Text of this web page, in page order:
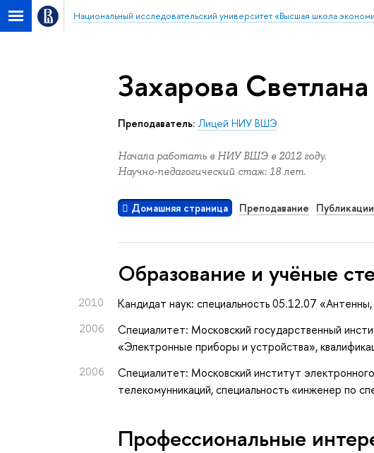
Национальный исследовательский университет «Высшая школа
Захарова
Преподаватель: Лицей НИУ ВШЭ
Начала работать в НИУ ВШЭ в 2012 году.
Научно-педагогический стаж: 18 лет.
Домашняя страница Преподавание
Oбразование и учёные
2010 Кандидат наук: специальность 05.12.07
2006
Специалитет: Московский государственный
«Электронные приборы и устройства»,
2006
Специалитет: Московский институт
телекомунникаций, специальность «инженер по
Профессиональные